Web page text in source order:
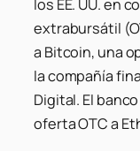
los EE. UU. en
extrabursátil
a Bitcoin, una
la compañía
Digital. El
oferta OTC a